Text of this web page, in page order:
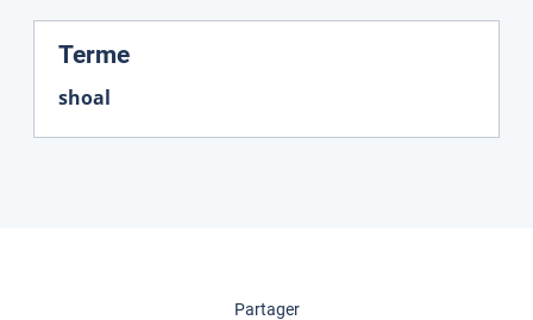
Terme:
shoal
Partagercette page